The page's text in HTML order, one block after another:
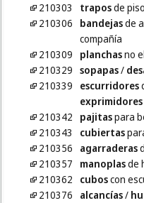
210303
traposde
210306
bandejasde
compañía
210309
planchasno
210329 sopapas/
210339
escurridores
exprimidores
210342
pajitaspara
210343
cubiertas
210356
agarraderas
210357
manoplasde
210362
cuboscon
210376
alcancías/